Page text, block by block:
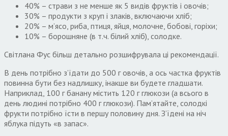
40% – страви з не менше як 5 видів фруктів і овочів;
30% – продукти з круп і злаків, включаючи хліб;
20% – м’ясо, риба, птиця, яйця, молочне, бобові, горіхи;
10% – борошняне (в т.ч. білий хліб), солодке.
Світлана Фус більш детально розшифрувала ці рекомендації.
В день потрібно з’їдати до 500 г овочів, а ось частка фруктів
повинна бути без надлишку, інакше ви будете гладшати.
Наприклад, 100 г банану містить 120 г глюкози (а всього в
день людині потрібно 400 г глюкози). Пам’ятайте, солодкі
фрукти потрібно їсти в першу половину дня. З’їдені на ніч
яблука пі­дуть «в запас».